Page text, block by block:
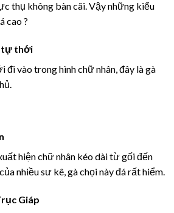
thụ không bàn cãi. Vậy những kiểu
cao ?
tự thới
đi vào trong hình chữ nhân, đây là gà
hiện chữ nhân kéo dài từ gối đến
nhiều sư kê, gà chọi này đá rất hiểm.
Giáp